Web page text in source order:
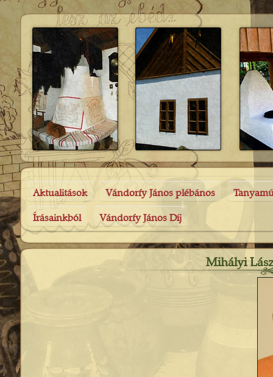
Aktualitások Vándorfy János plébános
Írásainkból Vándorfy János Díj
Mihályi